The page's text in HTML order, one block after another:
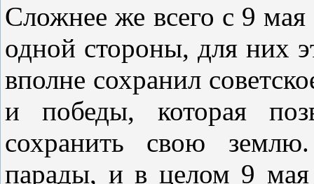
Сложнее же всего с 9
одной стороны, для них
вполне сохранил
и победы, которая
сохранить свою
парады, и в целом 9 мая